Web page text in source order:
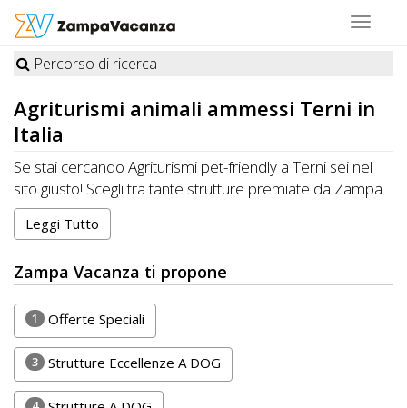
Toggle
STRUTTURE
A
DOG
LUOGHI
DOG
OFFERTE
A
Percorso di ricerca
Agriturismi animali ammessi Terni in
Italia
Se stai cercando Agriturismi pet-friendly a Terni sei nel
sito giusto! Scegli tra tante strutture premiate da Zampa
Vacanza felici di ospitare cani, gatti e altri animali
domestici. Organizza la tua Vacanza ideale a Terni con i
Struttura per conoscere disponibilità e prezzi.
Vacanza, sempre con te!
Leggi Tutto
Zampa Vacanza ti propone
1 Offerte Speciali
3 Strutture Eccellenze A DOG